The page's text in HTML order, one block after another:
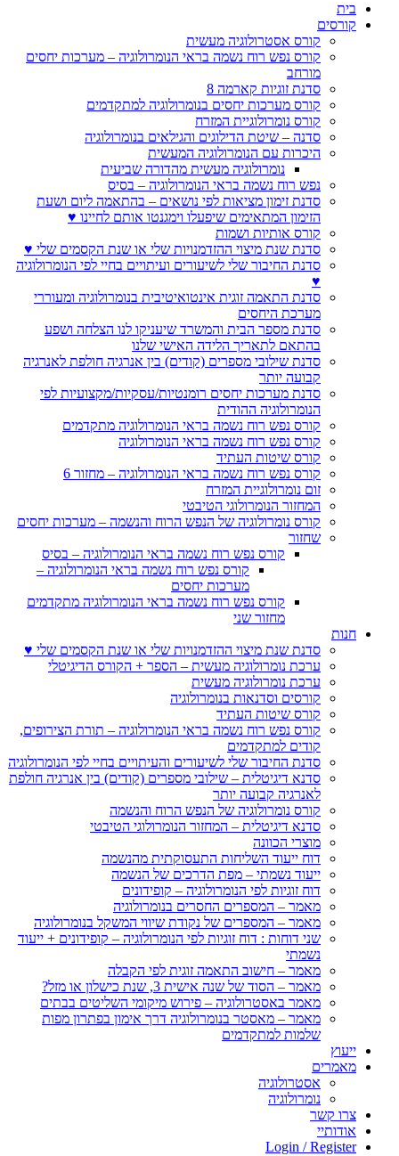
בית
קורסים
קורס אסטרולוגיה מעשית
קורס נפש רוח נשמה בראי הנומרולוגיה – מערכות יחסים
מורחב
סדנת זוגיות קארמה 8
קורס מערכות יחסים בנומרולוגיה למתקדמים
קורס נומרולוגיית המזרח
סדנה – שיטת הדילוגים והגילאים בנומרולוגיה
היכרות עם הנומרולוגיה המעשית
נומרולוגיה מעשית מהדורה שביעית
נפש רוח נשמה בראי הנומרולוגיה – בסיס
סדנת זימון מציאות לפי נושאים – בהתאמה ליום ושעת
הזימון המתאימים שיפעלו וימגנטו אותם לחיינו ♥
קורס אותיות ושמות
סדנת שנת מיצוי ההזדמנויות שלי או שנת הקסמים שלי ♥
סדנת החיבור שלי לשיעורים ועיתויים בחיי לפי הנומרולוגיה
♥
סדנת התאמה זוגית אינטואיטיבית בנומרולוגיה ומעוררי
מערכת היחסים
סדנת מספר הבית והמשרד שיעניקו לנו הצלחה ושפע
בהתאם לתאריך הלידה האישי שלנו
סדנת שילובי מספרים (קודים) בין אנרגיה חולפת לאנרגיה
קבועה יותר
סדנת מערכות יחסים רומנטיות/עסקיות/מקצועיות לפי
הנומרולוגיה ההודית
קורס נפש רוח נשמה בראי הנומרולוגיה מתקדמים
קורס נפש רוח נשמה בראי הנומרולוגיה
קורס שיטות העתיד
קורס נפש רוח נשמה בראי הנומרולוגיה – מחזור 6
זום נומרולוגיית המזרח
המחזור הנומרולוגי הטיבטי
קורס נומרולוגיה של הנפש הרוח והנשמה – מערכות יחסים
שחזור
קורס נפש רוח נשמה בראי הנומרולוגיה – בסיס
קורס נפש רוח נשמה בראי הנומרולוגיה –
מערכות יחסים
קורס נפש רוח נשמה בראי הנומרולוגיה מתקדמים
מחזור שני
חנות
סדנת שנת מיצוי ההזדמנויות שלי או שנת הקסמים שלי ♥
ערכת נומרולוגיה מעשית – הספר + הקורס הדיגיטלי
ערכת נומרולוגיה מעשית
קורסים וסדנאות בנומרולוגיה
קורס שיטות העתיד
קורס נפש רוח נשמה בראי הנומרולוגיה – תורת הצירופים,
קודים למתקדמים
סדנת החיבור שלי לשיעורים והעיתויים בחיי לפי הנומרולוגיה
סדנא דיגיטלית – שילובי מספרים (קודים) בין אנרגיה חולפת
לאנרגיה קבועה יותר
קורס נומרולוגיה של הנפש הרוח והנשמה
סדנא דיגיטלית – המחזור הנומרולוגי הטיבטי
מוצרי הכוונה
דוח ייעוד השליחות התעסוקתית מהנשמה
ייעוד נשמתי – מפת הדרכים של הנשמה
דוח זוגיות לפי הנומרולוגיה – קופידונים
מאמר – המספרים החסרים בנומרולוגיה
מאמר – המספרים של נקודת שיווי המשקל בנומרולוגיה
שני דוחות : דוח זוגיות לפי הנומרולוגיה – קופידונים + ייעוד
נשמתי
מאמר – חישוב התאמה זוגית לפי הקבלה
מאמר – הסוד של שנה אישית 3, שנת כישלון או מזל?
מאמר באסטרולוגיה – פירוש מיקומי השליטים בבתים
מאמר – מאסטר בנומרולוגיה דרך אימון בפתרון מפות
שלמות למתקדמים
ייעוץ
מאמרים
אסטרולוגיה
נומרולוגיה
צרו קשר
אודותיי
Login / Register